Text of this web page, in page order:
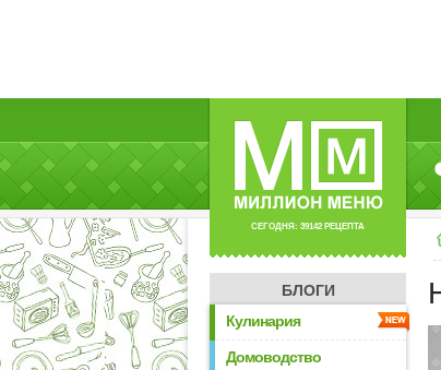
СЕГОДНЯ: 39142 РЕЦЕПТА
БЛОГИ
Кулинария
Домоводство